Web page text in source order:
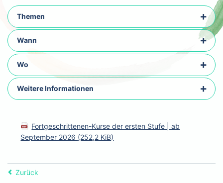
Themen
Wann
Wo
Weitere Informationen
Fortgeschrittenen-Kurse der ersten Stufe | ab
September 2026 (252,2 KiB)
Zurück